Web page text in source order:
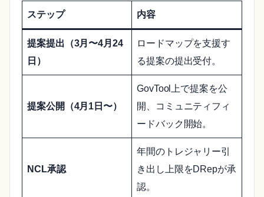
ステップ 内容
提案提出（3月〜4月24
日）
ロードマップを支援す
る提案の提出受付。
提案公開（4月1日〜）
GovTool上で提案を公
開、コミュニティフィ
ードバック開始。
NCL承認
年間のトレジャリー引
き出し上限をDRepが承
認。